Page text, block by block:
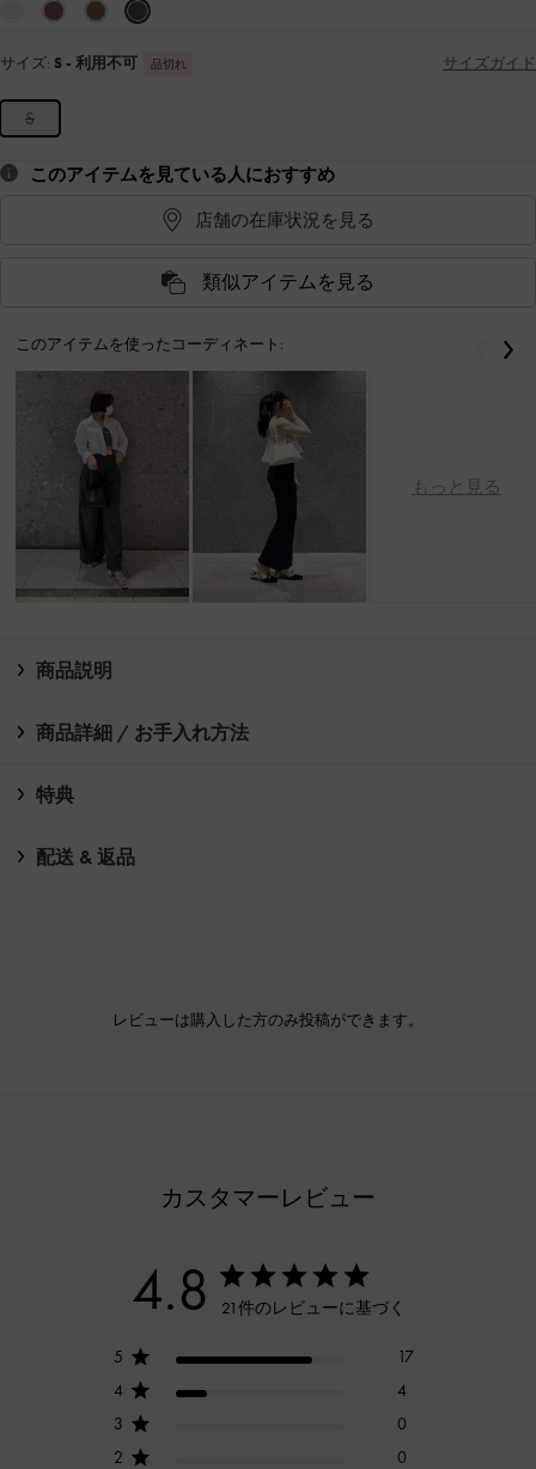
サイズ: S - 利用不可 品切れ サイズガイド
S
このアイテムを見ている人におすすめ
店舗の在庫状況を見る
類似アイテムを見る
このアイテムを使ったコーディネート:
もっと見る
戻る
商品説明
商品詳細 / お手入れ方法
特典
配送 & 返品
レビューは購入した方のみ投稿ができます。
カスタマーレビュー
4.8 21件のレビューに基づく
5
17
4
4
3
0
2
0